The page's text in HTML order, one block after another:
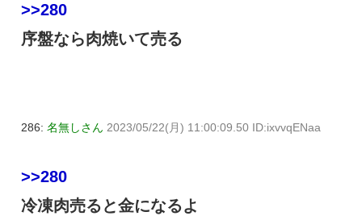
>>280
序盤なら肉焼いて売る
286: 名無しさん 2023/05/22(月) 11:00:09.50 ID:ixvvqENaa
>>280
冷凍肉売ると金になるよ